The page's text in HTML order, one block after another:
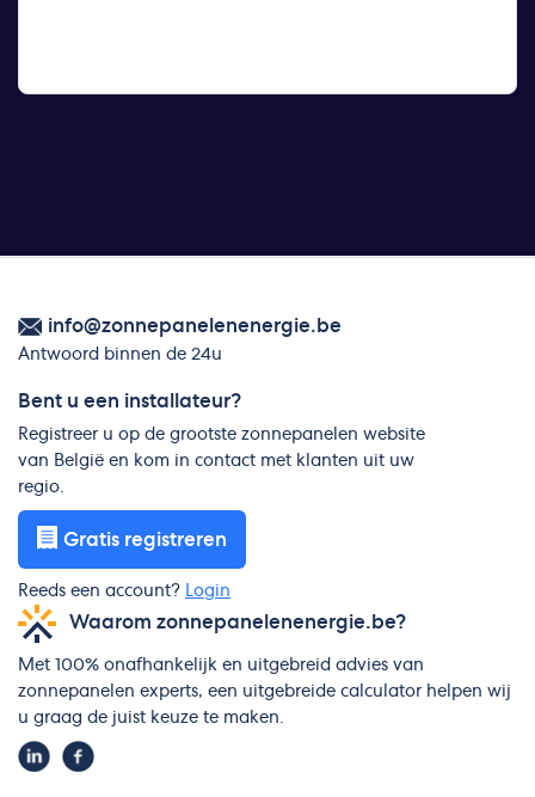
info@zonnepanelenenergie.be
Antwoord binnen de 24u
Bent u een installateur?
Registreer u op de grootste zonnepanelen website
van België en kom in contact met klanten uit uw
regio.
Gratis registreren
Reeds een account? Login
Waarom zonnepanelenenergie.be?
Met 100% onafhankelijk en uitgebreid advies van
zonnepanelen experts, een uitgebreide calculator helpen wij
u graag de juist keuze te maken.